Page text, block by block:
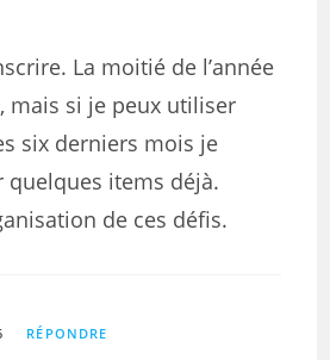
La moitié de l’année
mais si je peux utiliser
six derniers mois je
quelques items déjà.
de ces défis.
RÉPONDRE